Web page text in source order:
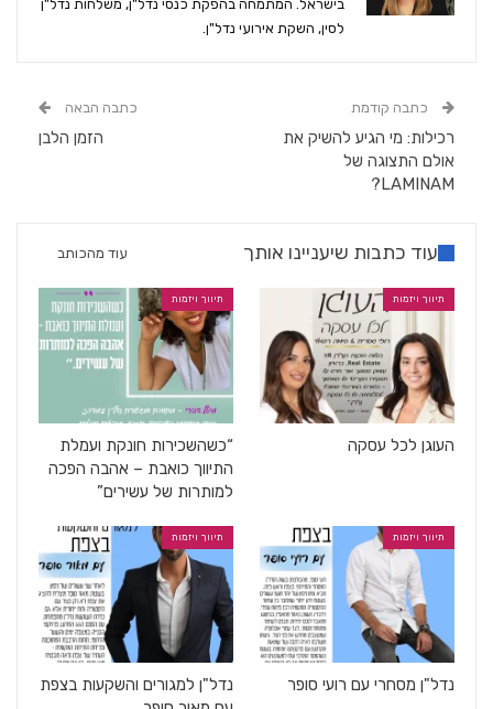
בישראל. המתמחה בהפקת כנסי נדל"ן, משלחות נדל"ן
לסין, השקת אירועי נדל"ן.
כתבה קודמת
רכילות: מי הגיע להשיק את
אולם התצוגה של
LAMINAM?
כתבה הבאה
הזמן הלבן
עוד כתבות שיעניינו אותך עוד מהכותב
תיווך ויזמות
העוגן לכל עסקה
תיווך ויזמות
“כשהשכירות חונקת ועמלת
התיווך כואבת – אהבה הפכה
למותרות של עשירים”
תיווך ויזמות
נדל"ן מסחרי עם רועי סופר
תיווך ויזמות
נדל"ן למגורים והשקעות בצפת